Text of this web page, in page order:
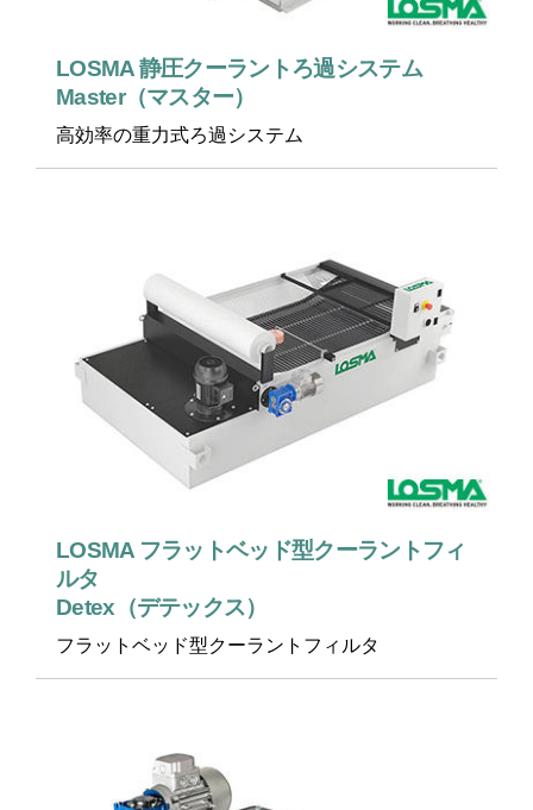
LOSMA 静圧クーラントろ過システム
Master（マスター）
高効率の重力式ろ過システム
LOSMA フラットベッド型クーラントフィ
ルタ
Detex（デテックス）
フラットベッド型クーラントフィルタ